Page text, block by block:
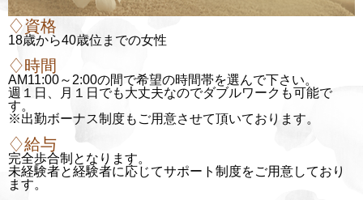
♢資格
18歳から40歳位までの女性
♢時間
AM11:00～2:00の間で希望の時間帯を選んで下さい。
週１日、月１日でも大丈夫なのでダブルワークも可能で
す。
※出勤ボーナス制度もご用意させて頂いております。
♢給与
完全歩合制となります。
未経験者と経験者に応じてサポート制度をご用意しており
ます。